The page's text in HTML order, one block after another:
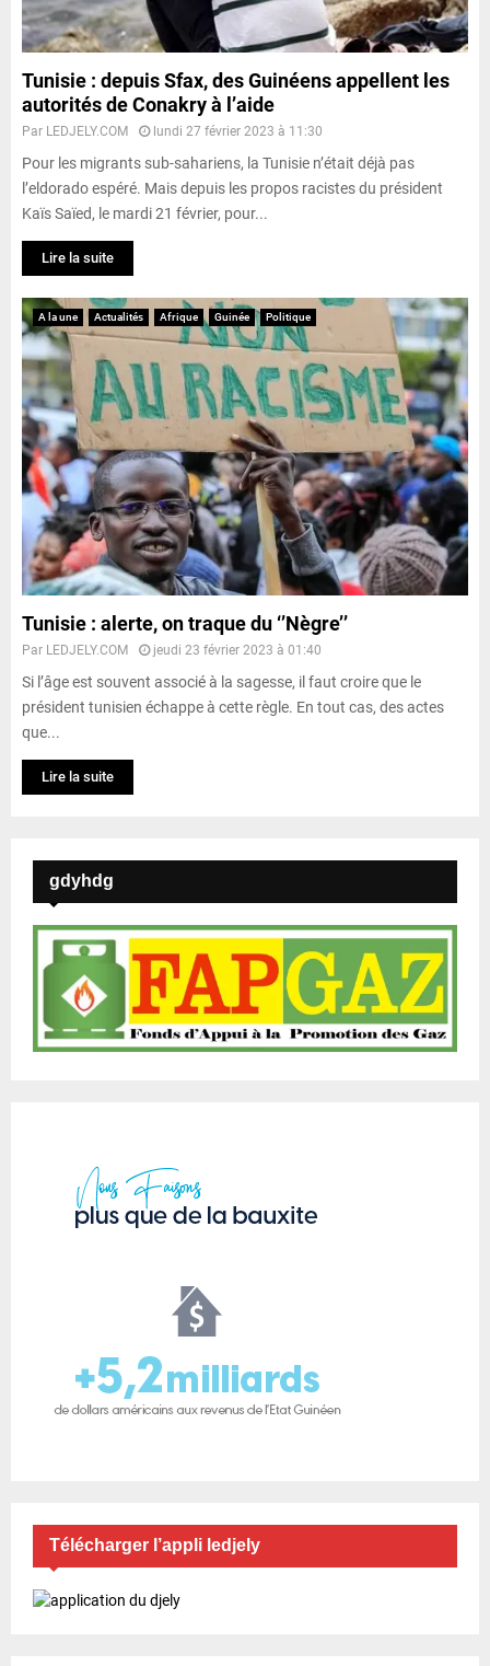
Tunisie : depuis Sfax, des Guinéens appellent les
autorités de Conakry à l’aide
Par LEDJELY.COM lundi 27 février 2023 à 11:30
Pour les migrants sub-sahariens, la Tunisie n’était déjà pas
l’eldorado espéré. Mais depuis les propos racistes du président
Kaïs Saïed, le mardi 21 février, pour...
Lire la suite
A la une Actualités Afrique Guinée Politique
Tunisie : alerte, on traque du ‘’Nègre’’
Par LEDJELY.COM jeudi 23 février 2023 à 01:40
Si l’âge est souvent associé à la sagesse, il faut croire que le
président tunisien échappe à cette règle. En tout cas, des actes
que...
Lire la suite
gdyhdg
Télécharger l’appli ledjely